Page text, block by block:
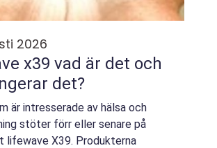
2026
är det och
det?
är intresserade av hälsa och
stöter förr eller senare på
lifewave X39. Produkterna